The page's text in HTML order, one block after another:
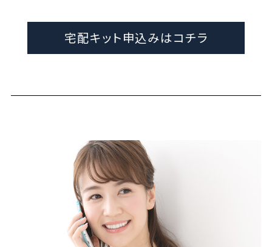
宅配キット申込みはコチラ